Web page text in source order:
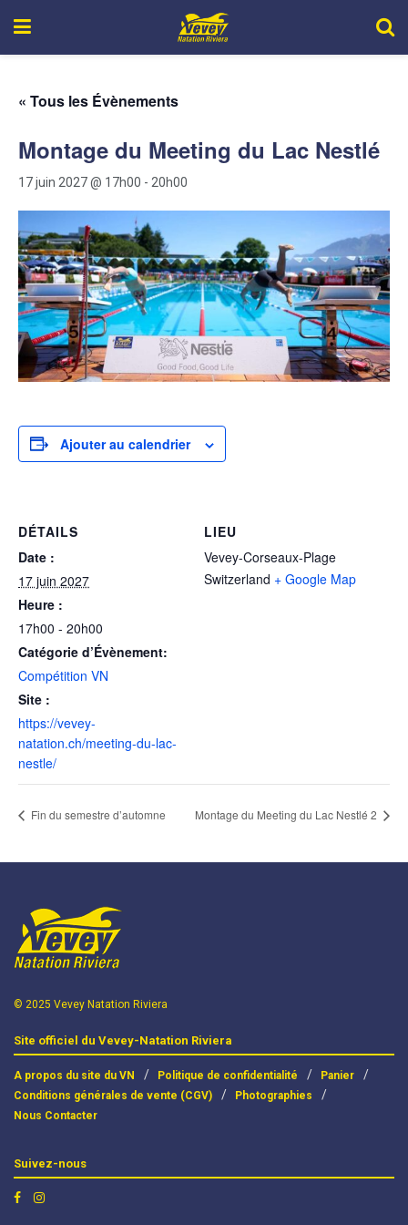
« Tous les Évènements
Montage du Meeting du Lac Nestlé
17 juin 2027 @ 17h00 - 20h00
Ajouter au calendrier
DÉTAILS
Date :
17 juin 2027
Heure :
17h00 - 20h00
Catégorie d’Évènement:
Compétition VN
Site :
https://vevey-
natation.ch/meeting-du-lac-
nestle/
LIEU
Vevey-Corseaux-Plage
Switzerland + Google Map
Fin du semestre d’automne Montage du Meeting du Lac Nestlé 2
© 2025 Vevey Natation Riviera
Site officiel du Vevey-Natation Riviera
A propos du site du VN Politique de confidentialité
Panier
Conditions générales de vente (CGV)
Photographies
Nous Contacter
Suivez-nous